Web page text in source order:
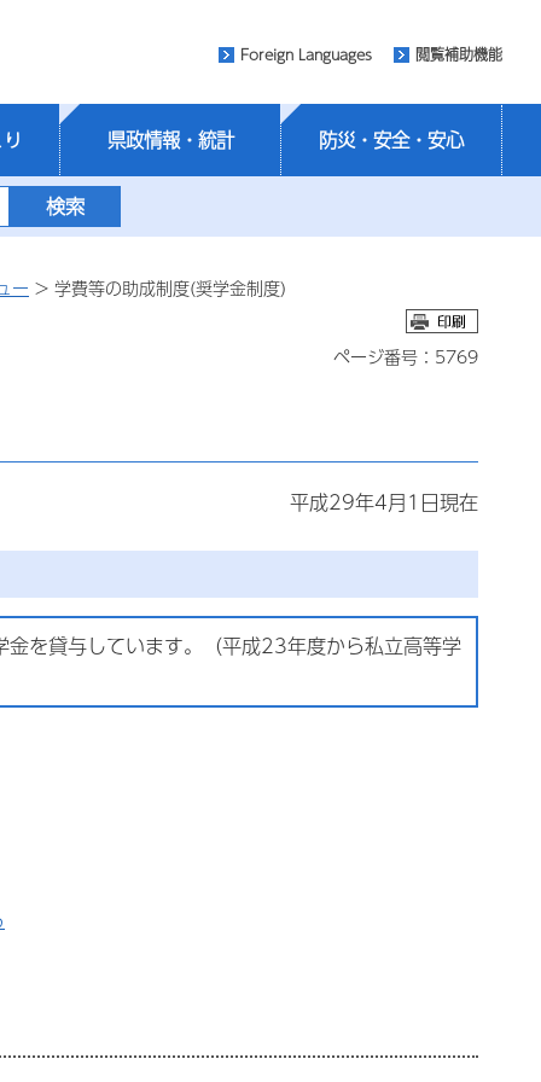
Foreign Languages 閲覧補助機能
県政情報・統計 防災・安全・安心
ー > 学費等の助成制度(奨学金制度)
ページ番号：5769
平成29年4月1日現在
を貸与しています。（平成23年度から私立高等学